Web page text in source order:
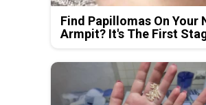
Find Papillomas On Your
Armpit? It's The First